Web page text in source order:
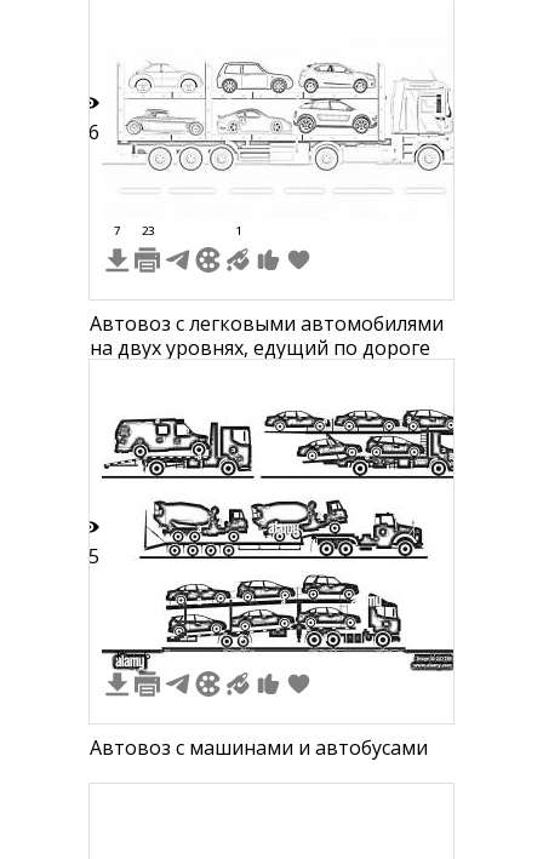
46
7 23 1
Автовоз с легковыми автомобилями
на двух уровнях, едущий по дороге
15
1 6
Автовоз с машинами и автобусами